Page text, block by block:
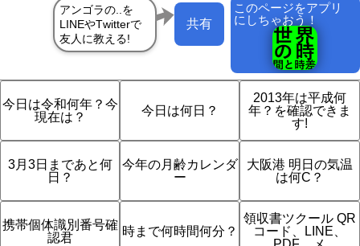
このページをアプリ
にしちゃおう！
共有
今日は令和何年？今
現在は？
今日は何日？
2013年は平成何
年？を確認できま
す!
3月3日まであと何
日？
今年の月齢カレンダ
ー
大阪港 明日の気温
は何C？
携帯個体識別番号確
認君
時まで何時間何分？
領収書ツクール QR
コード、LINE、